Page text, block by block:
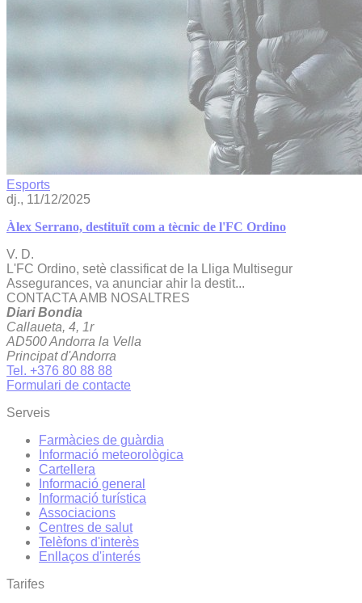
Esports
dj., 11/12/2025
Àlex Serrano, destituït com a tècnic de l'FC Ordino
V. D.
L'FC Ordino, setè classificat de la Lliga Multisegur
Assegurances, va anunciar ahir la destit...
CONTACTA AMB NOSALTRES
Diari Bondia
Callaueta, 4, 1r
AD500 Andorra la Vella
Principat d'Andorra
Tel. +376 80 88 88
Formulari de contacte
Serveis
Farmàcies de guàrdia
Informació meteorològica
Cartellera
Informació general
Informació turística
Associacions
Centres de salut
Telèfons d'interès
Enllaços d'interés
Tarifes